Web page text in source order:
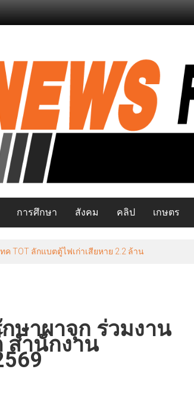
การศึกษา สังคม คลิป เกษตร
TOT ลักแบตตู้ไฟเก่าเสียหาย 2.2 ล้าน
ษาผาจุก ร่วมงาน
สำนักงาน